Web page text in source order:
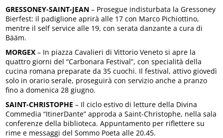
GRESSONEY-SAINT-JEAN – Prosegue indisturbata la Gressoney
Bierfest: il padiglione aprirà alle 17 con Marco Pichiottino,
mentre il self service alle 19, con serata danzante a cura di
Bääm.
MORGEX – In piazza Cavalieri di Vittorio Veneto si apre la
quattro giorni del “Carbonara Festival”, con specialità della
cucina romana preparate da 35 cuochi. Il festival, attivo giovedì
solo in orario serale, proseguirà con servizio anche a pranzo
fino a domenica 28 giugno.
SAINT-CHRISTOPHE – Il ciclo estivo di letture della Divina
Commedia “ItinerDante” approda a Saint-Christophe, nella sala
conferenze della biblioteca. Appuntamento per riflettere su
rime e messaggi del Sommo Poeta alle 20.45.